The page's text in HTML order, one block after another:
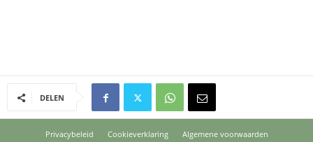
DELEN
Privacybeleid Cookieverklaring Algemene voorwaarden